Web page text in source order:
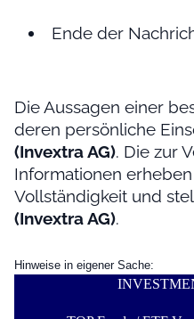
Ende der
Die Aussagen einer
deren persönliche
(Invextra AG). Die zur
Informationen
Vollständigkeit und
(Invextra AG).
Hinweise in eigener Sache: